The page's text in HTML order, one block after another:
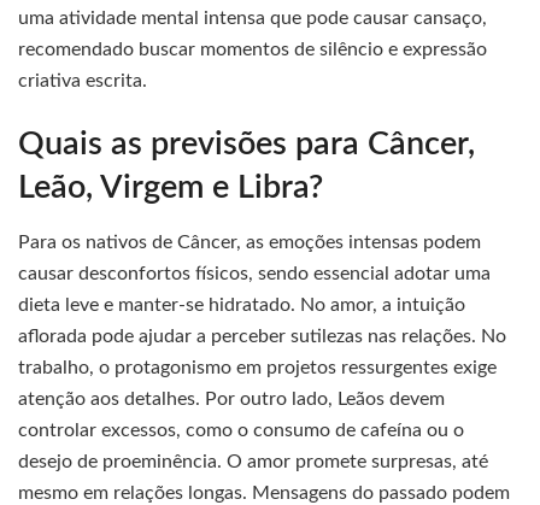
uma atividade mental intensa que pode causar cansaço,
recomendado buscar momentos de silêncio e expressão
criativa escrita.
Quais as previsões para Câncer,
Leão, Virgem e Libra?
Para os nativos de Câncer, as emoções intensas podem
causar desconfortos físicos, sendo essencial adotar uma
dieta leve e manter-se hidratado. No amor, a intuição
aflorada pode ajudar a perceber sutilezas nas relações. No
trabalho, o protagonismo em projetos ressurgentes exige
atenção aos detalhes. Por outro lado, Leãos devem
controlar excessos, como o consumo de cafeína ou o
desejo de proeminência. O amor promete surpresas, até
mesmo em relações longas. Mensagens do passado podem